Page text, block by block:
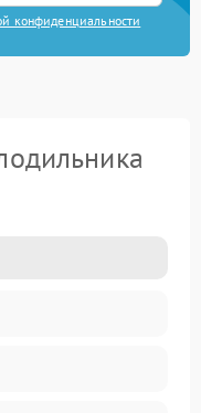
конфиденциальности